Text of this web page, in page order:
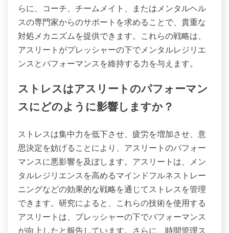
らに、コーチ、チームメイト、またはメンタルヘル
スの専門家からのサポートを求めることで、貴重な
対処メカニズムを提供できます。これらの戦略は、
アスリートがプレッシャーの下でメンタルレジリエ
ンスとパフォーマンスを維持する力を与えます。
ストレスはアスリートのパフォーマン
スにどのように影響しますか？
ストレスは集中力を低下させ、疲労を増加させ、意
思決定を妨げることにより、アスリートのパフォー
マンスに悪影響を及ぼします。アスリートは、メン
タルレジリエンスを高めるマインドフルネストレー
ニングなどの効果的な戦略を通じてストレスを管理
できます。研究によると、これらの技術を使用する
アスリートは、プレッシャーの下でパフォーマンス
が向上したと報告しています。さらに、時間管理ス